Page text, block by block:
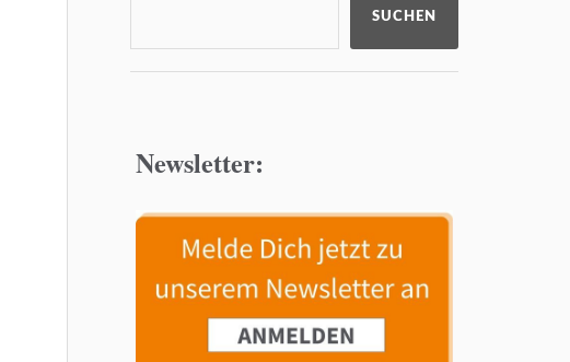
SUCHEN
Newsletter: